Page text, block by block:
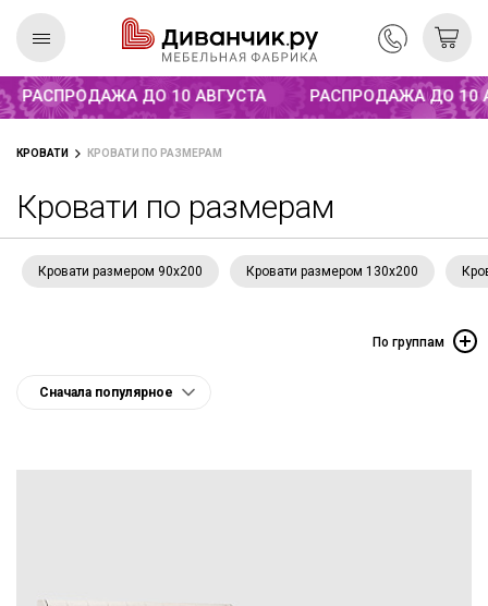
Распродажа до 10 августа
РАСПРОДАЖА ДО 10 АВГУСТА
РАСПРОДАЖА ДО 10
КРОВАТИ КРОВАТИ ПО РАЗМЕРАМ
Кровати по размерам
Кровати размером 90х200 Кровати размером 130х200
По группам